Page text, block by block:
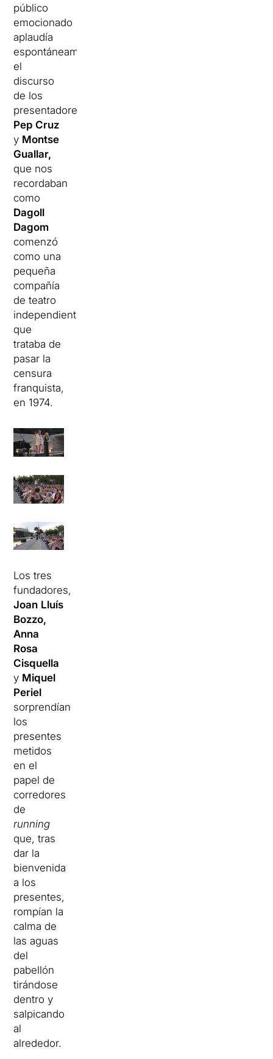
público
emocionado
aplaudía
espontáneamente
el
discurso
de los
presentadores
Pep Cruz
y Montse
Guallar,
que nos
recordaban
como
Dagoll
Dagom
comenzó
como una
pequeña
compañía
de teatro
independiente
que
trataba de
pasar la
censura
franquista,
en 1974.
Los tres
fundadores,
Joan Lluís
Bozzo,
Anna
Rosa
Cisquella
y Miquel
Periel
sorprendían
los
presentes
metidos
en el
papel de
corredores
de
running
que, tras
dar la
bienvenida
a los
presentes,
rompían la
calma de
las aguas
del
pabellón
tirándose
dentro y
salpicando
al
alrededor.